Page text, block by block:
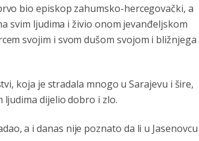
bio episkop zahumsko-hercegovački, a
svim ljudima i živio onom jevanđeljskom
svojim i svom dušom svojom i bližnjega
koja je stradala mnogo u Sarajevu i šire,
dijelio dobro i zlo.
a i danas nije poznato da li u Jasenovcu